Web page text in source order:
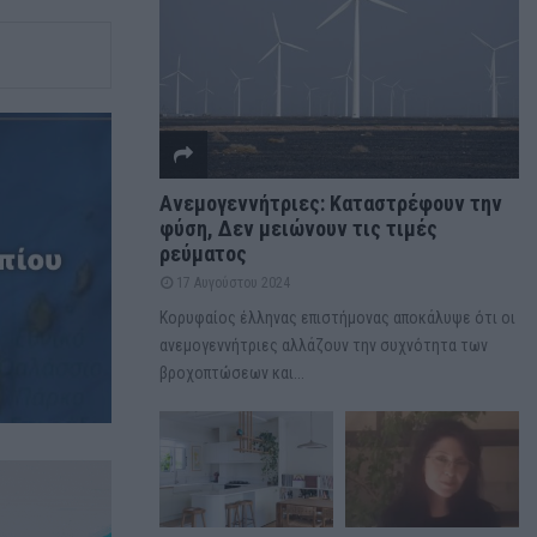
Ανεμογεννήτριες: Καταστρέφουν την
φύση, Δεν μειώνουν τις τιμές
ρεύματος
17 Αυγούστου 2024
Κορυφαίος έλληνας επιστήμονας αποκάλυψε ότι οι
ανεμογεννήτριες αλλάζουν την συχνότητα των
βροχοπτώσεων και...